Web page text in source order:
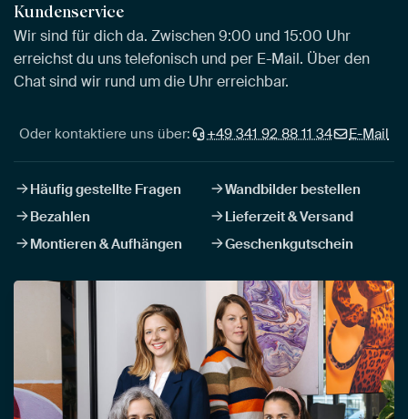
Kundenservice
Wir sind für dich da. Zwischen 9:00 und 15:00 Uhr
erreichst du uns telefonisch und per E-Mail. Über den
Chat sind wir rund um die Uhr erreichbar.
Oder kontaktiere uns über: +49 341 92 88 11 34 E-Mail
Häufig gestellte Fragen
Wandbilder bestellen
Bezahlen
Lieferzeit & Versand
Montieren & Aufhängen
Geschenkgutschein